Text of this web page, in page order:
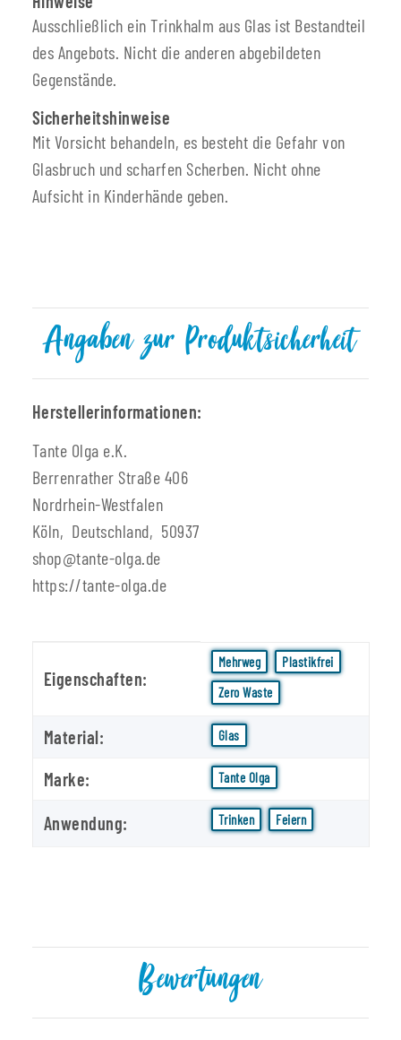
Ausschließlich ein Trinkhalm aus Glas ist Bestandteil
des Angebots. Nicht die anderen abgebildeten
Gegenstände.
Sicherheitshinweise
Mit Vorsicht behandeln, es besteht die Gefahr von
Glasbruch und scharfen Scherben. Nicht ohne
Aufsicht in Kinderhände geben.
Angaben zur Produktsicherheit
Herstellerinformationen:
Tante Olga e.K.
Berrenrather Straße 406
Nordrhein-Westfalen
Köln, Deutschland, 50937
shop@tante-olga.de
https://tante-olga.de
Eigenschaften:
Mehrweg
Plastikfrei
Zero Waste
Material: Glas
Marke: Tante Olga
Anwendung: Trinken Feiern
Bewertungen